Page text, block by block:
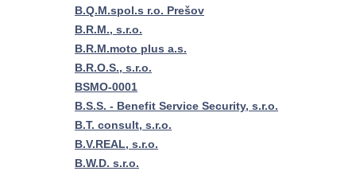
B.Q.M.spol.s r.o. Prešov
B.R.M., s.r.o.
B.R.M.moto plus a.s.
B.R.O.S., s.r.o.
BSMO-0001
B.S.S. - Benefit Service Security, s.r.o.
B.T. consult, s.r.o.
B.V.REAL, s.r.o.
B.W.D. s.r.o.